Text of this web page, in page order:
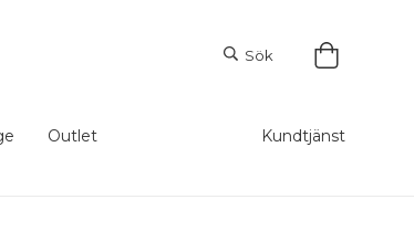
Sök
Outlet
Kundtjänst